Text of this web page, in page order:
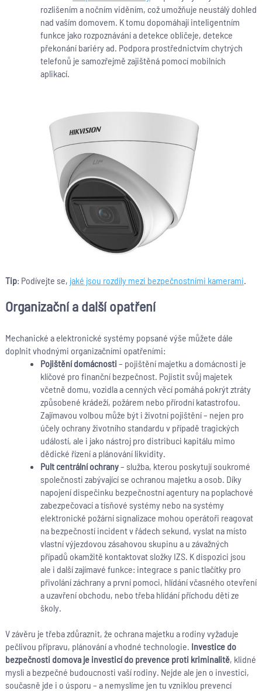
rozlišením a nočním viděním, což umožňuje neustálý dohled
nad vaším domovem. K tomu dopomáhají inteligentním
funkce jako rozpoznávání a detekce obličeje, detekce
překonání bariéry ad. Podpora prostřednictvím chytrých
telefonů je samozřejmě zajištěná pomocí mobilních
aplikací.
Tip: Podívejte se, jaké jsou rozdíly mezi bezpečnostními kamerami.
Organizační a další opatření
Mechanické a elektronické systémy popsané výše můžete dále
doplnit vhodnými organizačními opatřeními:
Pojištění domácnosti– pojištění majetku a domácnosti je
klíčové pro finanční bezpečnost. Pojistit svůj majetek
včetně domu, vozidla a cenných věcí pomáhá pokrýt ztráty
způsobené krádeží, požárem nebo přírodní katastrofou.
Zajímavou volbou může být i životní pojištění – nejen pro
účely ochrany životního standardu v případě tragických
událostí, ale i jako nástroj pro distribuci kapitálu mimo
dědické řízení a plánování likvidity.
Pult centrální ochrany– služba, kterou poskytují soukromé
společnosti zabývající se ochranou majetku a osob. Díky
napojení dispečinku bezpečnostní agentury na poplachové
zabezpečovací a tísňové systémy nebo na systémy
elektronické požární signalizace mohou operátoři reagovat
na bezpečností incident v řádech sekund, vyslat na místo
vlastní výjezdovou zásahovou skupinu a u závažných
případů okamžitě kontaktovat složky IZS. K dispozici jsou
ale i další zajímavé funkce: integrace s panic tlačítky pro
přivolání záchrany a první pomoci, hlídání včasného otevření
a uzavření obchodu, nebo třeba hlídání příchodu dětí ze
školy.
V závěru je třeba zdůraznit, že ochrana majetku a rodiny vyžaduje
pečlivou přípravu, plánování a vhodné technologie. Investice do
bezpečnosti domova je investicí do prevence proti kriminalitě, klidné
mysli a bezpečné budoucnosti vaší rodiny. Nejde ale jen o investici,
současně jde i o úsporu – a nemyslíme jen tu vzniklou prevencí